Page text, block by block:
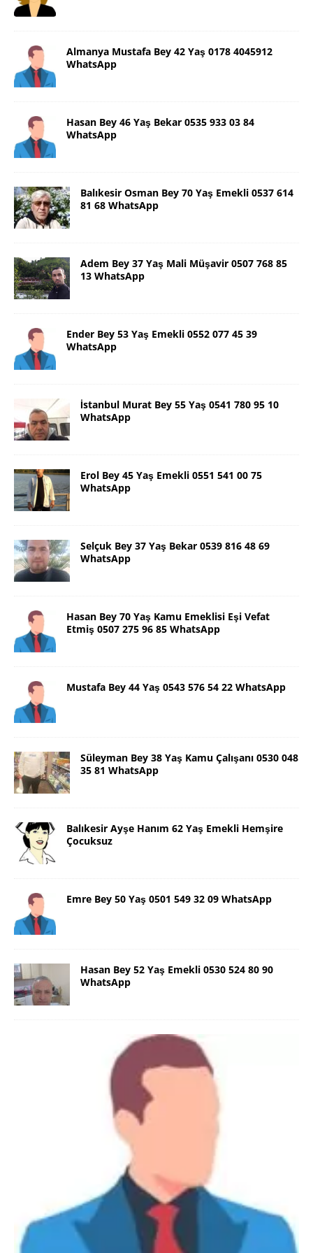
Almanya Mustafa Bey 42 Yaş 0178 4045912
WhatsApp
Hasan Bey 46 Yaş Bekar 0535 933 03 84
WhatsApp
Balıkesir Osman Bey 70 Yaş Emekli 0537 614
81 68 WhatsApp
Adem Bey 37 Yaş Mali Müşavir 0507 768 85
13 WhatsApp
Ender Bey 53 Yaş Emekli 0552 077 45 39
WhatsApp
İstanbul Murat Bey 55 Yaş 0541 780 95 10
WhatsApp
Erol Bey 45 Yaş Emekli 0551 541 00 75
WhatsApp
Selçuk Bey 37 Yaş Bekar 0539 816 48 69
WhatsApp
Hasan Bey 70 Yaş Kamu Emeklisi Eşi Vefat
Etmiş 0507 275 96 85 WhatsApp
Mustafa Bey 44 Yaş 0543 576 54 22 WhatsApp
Süleyman Bey 38 Yaş Kamu Çalışanı 0530 048
35 81 WhatsApp
Balıkesir Ayşe Hanım 62 Yaş Emekli Hemşire
Çocuksuz
Emre Bey 50 Yaş 0501 549 32 09 WhatsApp
Hasan Bey 52 Yaş Emekli 0530 524 80 90
WhatsApp
Danimarka Mustafa Bey 45 Yaş +45
42 48 17 28 WhatsApp
Lütfen Danimarka dışı aramasın. Selam ben
Danimarka’dan Mustafa 45 yaşında, 1.88 boyunda,
98 kiloda, Kumral, ayrılmış bir beyim. Alkol yok.
Sigara var. Maddi sıkıntım yok.